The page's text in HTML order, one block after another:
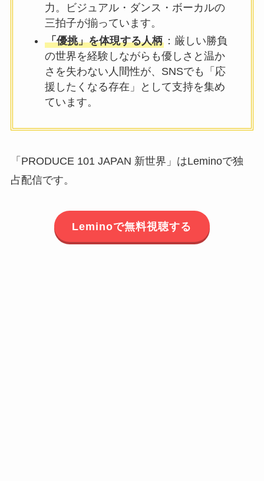
力。ビジュアル・ダンス・ボーカルの
三拍子が揃っています。
「優挑」を体現する人柄：厳しい勝負
の世界を経験しながらも優しさと温か
さを失わない人間性が、SNSでも「応
援したくなる存在」として支持を集め
ています。
「PRODUCE 101 JAPAN 新世界」はLeminoで独
占配信です。
Leminoで無料視聴する